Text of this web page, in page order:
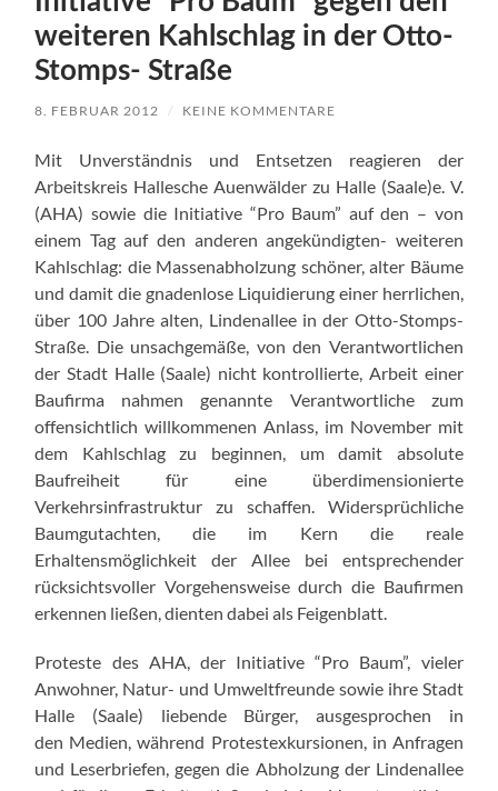
weiteren Kahlschlag in der Otto-
Stomps- Straße
8. FEBRUAR 2012 / KEINE KOMMENTARE
Mit Unverständnis und Entsetzen reagieren der
Arbeitskreis Hallesche Auenwälder zu Halle (Saale)e. V.
(AHA) sowie die Initiative “Pro Baum” auf den – von
einem Tag auf den anderen angekündigten- weiteren
Kahlschlag: die Massenabholzung schöner, alter Bäume
und damit die gnadenlose Liquidierung einer herrlichen,
über 100 Jahre alten, Lindenallee in der Otto-Stomps-
Straße. Die unsachgemäße, von den Verantwortlichen
der Stadt Halle (Saale) nicht kontrollierte, Arbeit einer
Baufirma nahmen genannte Verantwortliche zum
offensichtlich willkommenen Anlass, im November mit
dem Kahlschlag zu beginnen, um damit absolute
Baufreiheit für eine überdimensionierte
Verkehrsinfrastruktur zu schaffen. Widersprüchliche
Baumgutachten, die im Kern die reale
Erhaltensmöglichkeit der Allee bei entsprechender
rücksichtsvoller Vorgehensweise durch die Baufirmen
erkennen ließen, dienten dabei als Feigenblatt.
Proteste des AHA, der Initiative “Pro Baum”, vieler
Anwohner, Natur- und Umweltfreunde sowie ihre Stadt
Halle (Saale) liebende Bürger, ausgesprochen in
den Medien, während Protestexkursionen, in Anfragen
und Leserbriefen, gegen die Abholzung der Lindenallee